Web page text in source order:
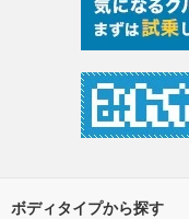
ボディタイプから探す